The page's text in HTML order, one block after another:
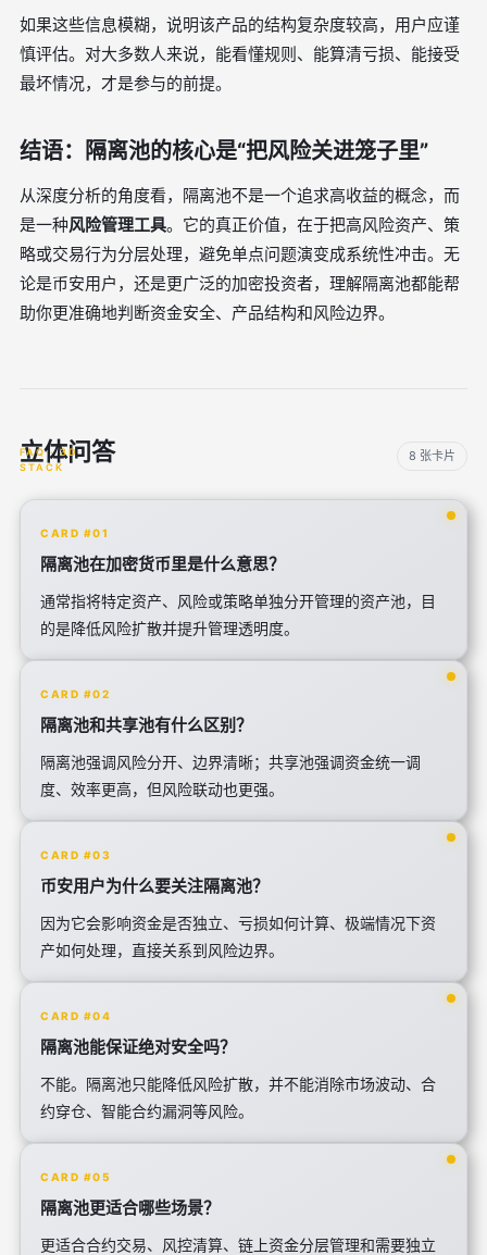
如果这些信息模糊，说明该产品的结构复杂度较高，用户应谨
慎评估。对大多数人来说，能看懂规则、能算清亏损、能接受
最坏情况，才是参与的前提。
结语：隔离池的核心是“把风险关进笼子里”
从深度分析的角度看，隔离池不是一个追求高收益的概念，而
是一种风险管理工具。它的真正价值，在于把高风险资产、策
略或交易行为分层处理，避免单点问题演变成系统性冲击。无
论是币安用户，还是更广泛的加密投资者，理解隔离池都能帮
助你更准确地判断资金安全、产品结构和风险边界。
立体问答 8 张卡片
CARD #01
隔离池在加密货币里是什么意思？
通常指将特定资产、风险或策略单独分开管理的资产池，目
的是降低风险扩散并提升管理透明度。
CARD #02
隔离池和共享池有什么区别？
隔离池强调风险分开、边界清晰；共享池强调资金统一调
度、效率更高，但风险联动也更强。
CARD #03
币安用户为什么要关注隔离池？
因为它会影响资金是否独立、亏损如何计算、极端情况下资
产如何处理，直接关系到风险边界。
CARD #04
隔离池能保证绝对安全吗？
不能。隔离池只能降低风险扩散，并不能消除市场波动、合
约穿仓、智能合约漏洞等风险。
CARD #05
隔离池更适合哪些场景？
更适合合约交易、风控清算、链上资金分层管理和需要独立